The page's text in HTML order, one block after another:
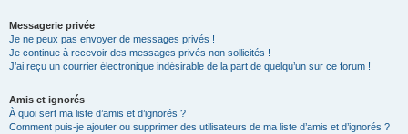
Messagerie privée
Je ne peux pas envoyer de messages privés !
Je continue à recevoir des messages privés non sollicités !
J’ai reçu un courrier électronique indésirable de la part de quelqu’un sur ce forum !
Amis et ignorés
À quoi sert ma liste d’amis et d’ignorés ?
Comment puis-je ajouter ou supprimer des utilisateurs de ma liste d’amis et d’ignorés ?